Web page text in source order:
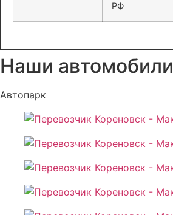
РФ
Наши автомобили
Автопарк